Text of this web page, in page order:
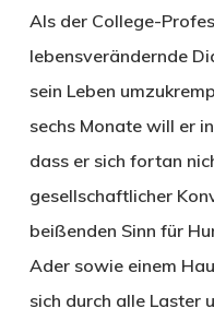
Als der College-
lebensverändernde
sein Leben
sechs Monate will er
dass er sich fortan
gesellschaftlicher
beißenden Sinn für
Ader sowie einem
sich durch alle Laster